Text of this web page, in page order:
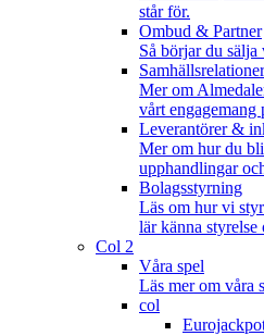
står för.
Ombud & Partner
Så börjar du sälja
Samhällsrelationer
Mer om
vårt engagemang
Leverantörer &
Mer om hur du
upphandlingar
Bolagsstyrning
Läs om hur vi
lär känna
Col 2
Våra spel
Läs mer om våra
col